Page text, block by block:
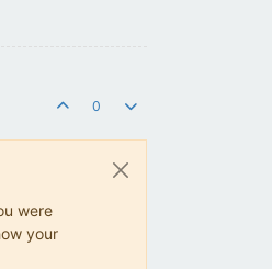
0
were
your